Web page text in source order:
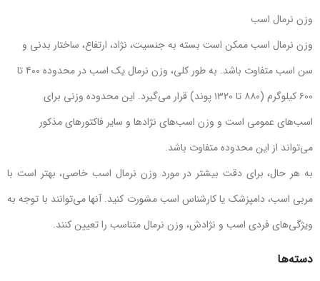
وزن نرمال اسب
وزن نرمال اسب ممکن است بسته به جنسیت، نژاد، ارتفاع، ساختار بدنی و
سن اسب متفاوت باشد. به طور کلی، وزن نرمال یک اسب در محدوده ۴۰۰ تا
۶۰۰ کیلوگرم (۸۸۰ تا ۱۳۲۰ پوند) قرار می‌گیرد. این محدوده وزنی برای
اسب‌های عمومی است و وزن اسب‌های نژادها و سایر فاکتورهای مذکور
می‌تواند از این محدوده متفاوت باشد.
به هر حال، برای دقت بیشتر در مورد وزن نرمال اسب خاصی، بهتر است با
مربی اسب، دامپزشک یا کارشناس اسب مشورت کنید. آنها می‌توانند با توجه به
ویژگی‌های فردی اسب و نژادش، وزن نرمال متناسب را تعیین کنند.
دسته‌ها